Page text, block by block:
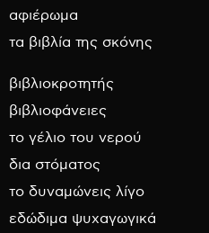
αφιέρωμα
τα βιβλία της σκόνης
βιβλιοκροτητής
βιβλιοφάνειες
το γέλιο του νερού
δια στόματος
το δυναμώνεις λίγο
εδώδιμα ψυχαγωγικά